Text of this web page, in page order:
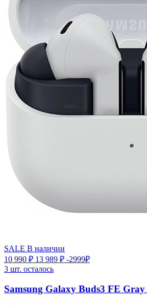
SALE В наличии
10 990 ₽ 13 989 ₽ -2999₽
3 шт. осталось
Samsung Galaxy Buds3 FE